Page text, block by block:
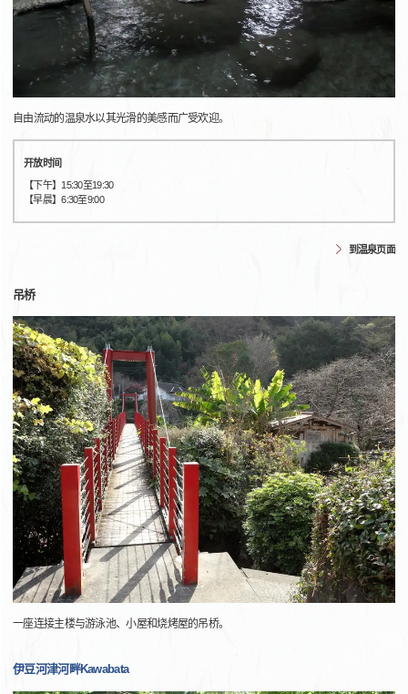
自由流动的温泉水以其光滑的美感而广受欢迎。
开放时间
【下午】15:30至19:30
【早晨】6:30至9:00
到温泉页面
吊桥
一座连接主楼与游泳池、小屋和烧烤屋的吊桥。
伊豆河津河畔Kawabata